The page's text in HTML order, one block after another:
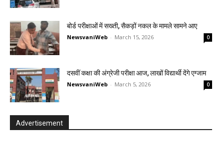
बोर्ड परीक्षाओं में सख्ती, सैकड़ों नकल के मामले सामने आए
NewsvaniWeb - March 15, 2026 0
दसवीं कक्षा की अंग्रेजी परीक्षा आज, लाखों विद्यार्थी देंगे एग्जाम
NewsvaniWeb - March 5, 2026 0
Advertisement